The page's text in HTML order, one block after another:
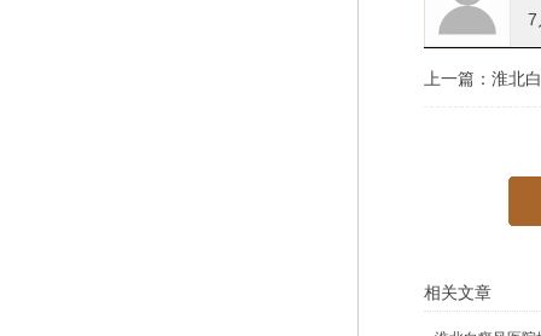
7
上一篇： 淮北
相关文章